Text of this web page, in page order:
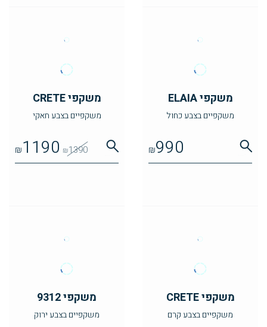
משקפי ELAIA
משקפיים בצבע כחול
₪990
משקפי CRETE
משקפיים בצבע חאקי
₪1390
₪1190
משקפי CRETE
משקפיים בצבע קרם
משקפי 9312
משקפיים בצבע ירוק